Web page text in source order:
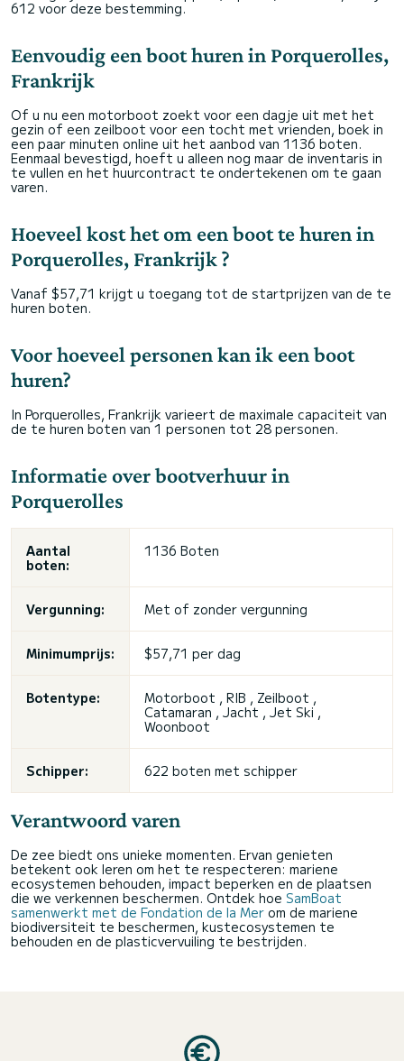
612 voor deze bestemming.
Eenvoudig een boot huren in Porquerolles,
Frankrijk
Of u nu een motorboot zoekt voor een dagje uit met het
gezin of een zeilboot voor een tocht met vrienden, boek in
een paar minuten online uit het aanbod van 1136 boten.
Eenmaal bevestigd, hoeft u alleen nog maar de inventaris in
te vullen en het huurcontract te ondertekenen om te gaan
varen.
Hoeveel kost het om een boot te huren in
Porquerolles, Frankrijk ?
Vanaf $57,71 krijgt u toegang tot de startprijzen van de te
huren boten.
Voor hoeveel personen kan ik een boot
huren?
In Porquerolles, Frankrijk varieert de maximale capaciteit van
de te huren boten van 1 personen tot 28 personen.
Informatie over bootverhuur in
Porquerolles
Aantal
boten:
1136 Boten
Vergunning: Met of zonder vergunning
Minimumprijs: $57,71 per dag
Botentype:
Motorboot , RIB , Zeilboot ,
Catamaran , Jacht , Jet Ski ,
Woonboot
Schipper: 622 boten met schipper
Verantwoord varen
De zee biedt ons unieke momenten. Ervan genieten
betekent ook leren om het te respecteren: mariene
ecosystemen behouden, impact beperken en de plaatsen
die we verkennen beschermen. Ontdek hoe SamBoat
samenwerkt met de Fondation de la Mer om de mariene
biodiversiteit te beschermen, kustecosystemen te
behouden en de plasticvervuiling te bestrijden.